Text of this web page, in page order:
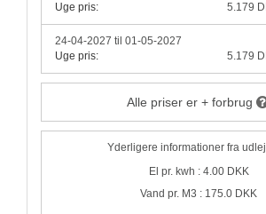
Uge pris:
5.179
24-04-2027 til 01-05-2027
Uge pris:
5.179
Alle priser er + forbrug
Yderligere informationer fra
El pr. kwh : 4.00 DKK
Vand pr. M3 : 175.0 DKK